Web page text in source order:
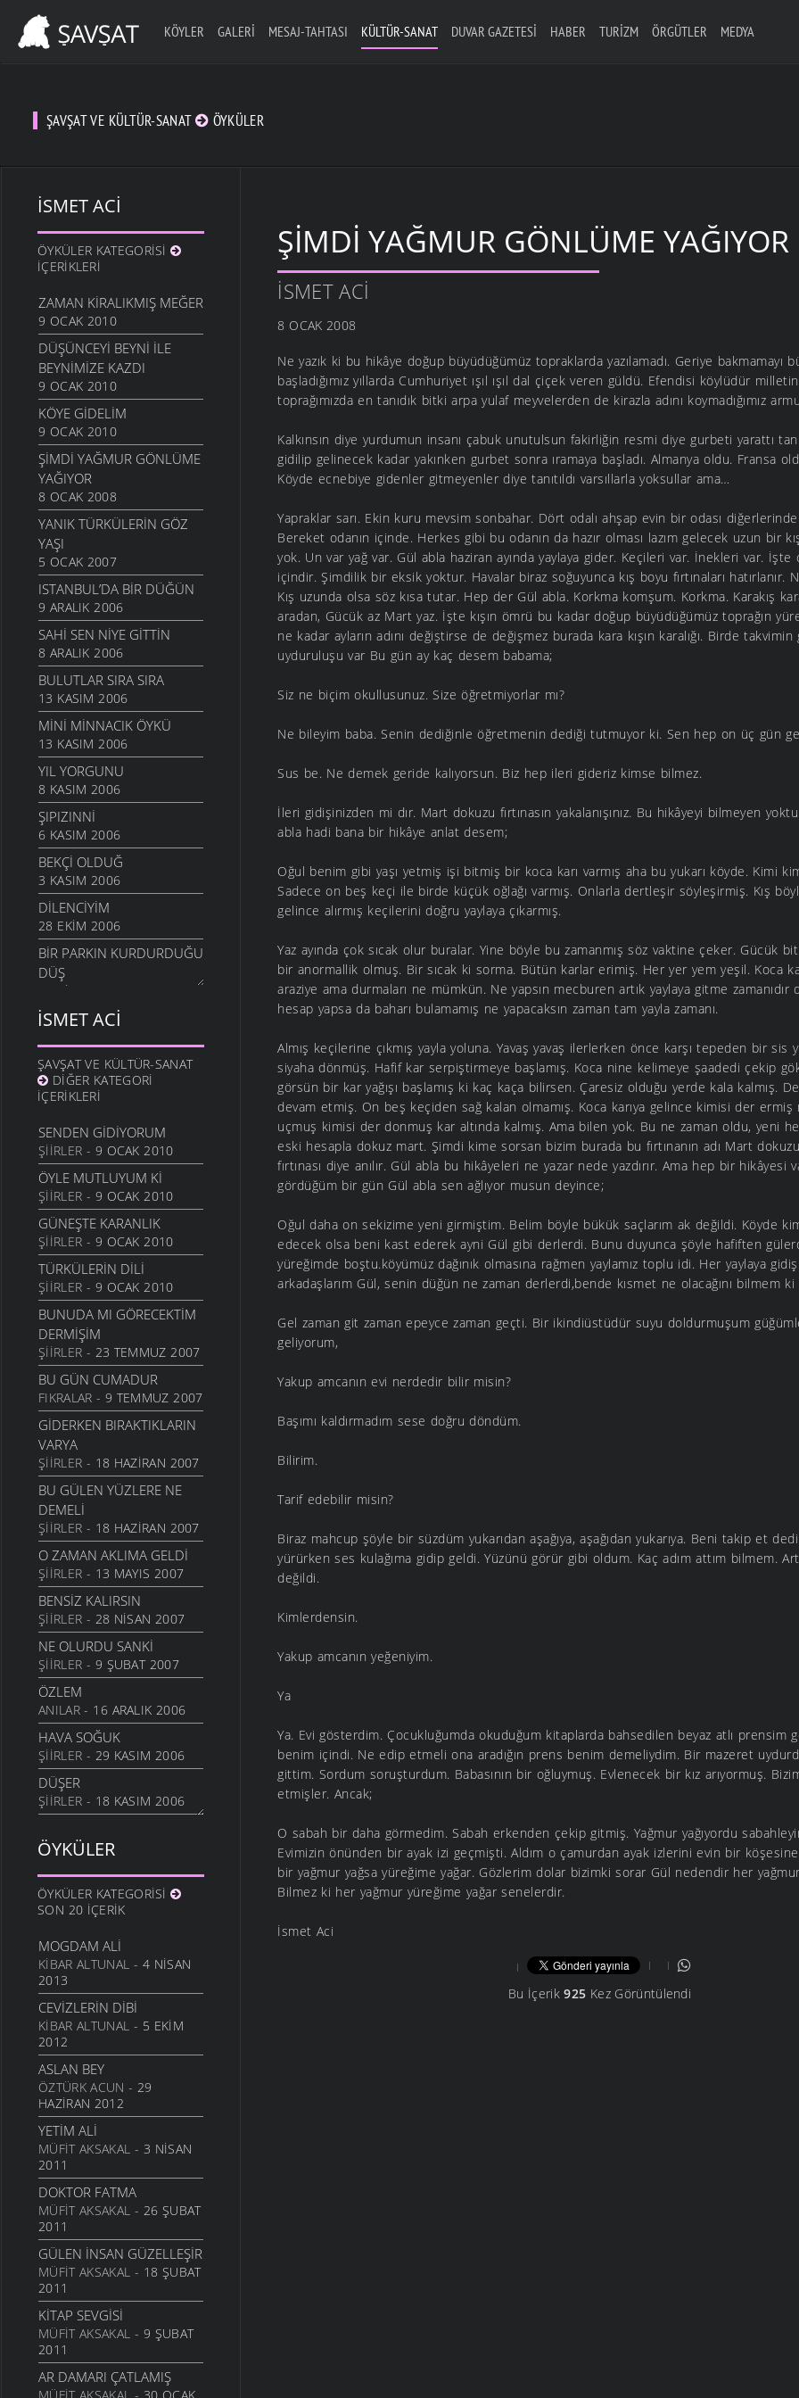
KÖYLER GALERI MESAJ-TAHTASI KÜLTÜR-SANAT DUVAR GAZETESI HABER TURIZM ÖRGÜTLER MEDYA
ŞAVŞAT VE KÜLTÜR-SANAT ÖYKÜLER
İSMET ACI
ÖYKÜLER KATEGORISI
İÇERIKLERI
ZAMAN KIRALIKMIŞ MEĞER
9 OCAK 2010
DÜŞÜNCEYI BEYNI İLE
BEYNIMIZE KAZDI
9 OCAK 2010
KÖYE GIDELIM
9 OCAK 2010
ŞIMDI YAĞMUR GÖNLÜME
YAĞIYOR
8 OCAK 2008
YANIK TÜRKÜLERIN GÖZ
YAŞI
5 OCAK 2007
ISTANBUL’DA BIR DÜĞÜN
9 ARALIK 2006
SAHI SEN NIYE GITTIN
8 ARALIK 2006
BULUTLAR SIRA SIRA
13 KASIM 2006
MINI MINNACIK ÖYKÜ
13 KASIM 2006
YIL YORGUNU
8 KASIM 2006
ŞIPIZINNI
6 KASIM 2006
BEKÇI OLDUĞ
3 KASIM 2006
DİLENCİYİM
28 EKIM 2006
BIR PARKIN KURDURDUĞU
DÜŞ
6 EKIM 2006
SEN BARİ GİTME OĞUL
YOL ARKADAŞLARI
16 AĞUSTOS 2006
YAĞMURLU EYLÜL
5 AĞUSTOS 2006
KÜÇÜK HİKAYELER
4 AĞUSTOS 2006
BIR DAHA GÖRMEK
1 AĞUSTOS 2006
HACI NİNE
11 MAYIS 2006
YOL GÖTÜRDÜ YIL
GÖTÜRDÜ
10 NISAN 2006
SULAR SOĞUK MU
31 MART 2006
BEKÇİ OLDUĞ
30 MART 2006
YAZIK
16 ŞUBAT 2006
SULAR SOĞUK MU
8 ŞUBAT 2006
ÖZ ANASI
29 OCAK 2006
DUMAN DAĞA YUKARI
23 OCAK 2006
DÜŞÜM İSTANBUL
25 HAZIRAN 2005
PETROL LAMBASI
22 HAZIRAN 2005
KAĞIT PARA YÜZ LİRA
14 MAYIS 2005
KAĞIT MENDİL KİRLENDİ
13 MAYIS 2005
ÇAYLAR DEMLI OLSUN
GÜN BITERKEN
12 MAYIS 2005
AĞLAMAK İÇIN AKŞAMI
12 MAYIS 2005
YOL NERE GIDER
9 EKIM 2004
EVIMIN BACASI TÜTSÜN
30 EYLÜL 2004
BİR KÜÇÜK HİKAYE
22 EYLÜL 2004
İSMET ACI
ŞAVŞAT VE KÜLTÜR-SANAT
DIĞER KATEGORI
İÇERIKLERI
SENDEN GIDIYORUM
ŞIIRLER - 9 OCAK 2010
ÖYLE MUTLUYUM KI
ŞIIRLER - 9 OCAK 2010
GÜNEŞTE KARANLIK
ŞIIRLER - 9 OCAK 2010
TÜRKÜLERIN DILI
ŞIIRLER - 9 OCAK 2010
BUNUDA MI GÖRECEKTIM
DERMIŞIM
ŞIIRLER - 23 TEMMUZ 2007
BU GÜN CUMADUR
FIKRALAR - 9 TEMMUZ 2007
GIDERKEN BIRAKTIKLARIN
VARYA
ŞIIRLER - 18 HAZIRAN 2007
BU GÜLEN YÜZLERE NE
DEMELI
ŞIIRLER - 18 HAZIRAN 2007
O ZAMAN AKLIMA GELDI
ŞIIRLER - 13 MAYIS 2007
BENSIZ KALIRSIN
ŞIIRLER - 28 NISAN 2007
NE OLURDU SANKI
ŞIIRLER - 9 ŞUBAT 2007
ÖZLEM
ANILAR- 16 ARALIK 2006
HAVA SOĞUK
ŞIIRLER - 29 KASIM 2006
DÜŞER
ŞIIRLER - 18 KASIM 2006
ŞIIRLER- 18 KASIM 2006
ANNEME
ŞIIRLER- 1 KASIM 2006
YABANCIYIM
ŞIIRLER - 1 KASIM 2006
MAHALLELI KIZ
ŞIIRLER
ÇOCUKLAR AĞLADILAR
ŞIIRLER- 3 EYLÜL 2006
SEVEMEM
ŞIIRLER - 13 HAZIRAN 2006
DÖNELIM
ŞIIRLER- 13 HAZIRAN 2006
İKI ÇIPLAK
ŞIIRLER
ANLAYAMADIM
ŞIIRLER- 13 HAZIRAN 2006
TEZAT
ŞIIRLER - 13 HAZIRAN 2006
ÇEKERIZ
ŞIIRLER- 2 HAZIRAN 2006
GURBET
ŞIIRLER
YOKSULLUK
ŞIIRLER- 24 MAYIS 2006
ÖYKÜLER
ÖYKÜLER KATEGORISI
SON 20 İÇERIK
MOGDAM ALI
KIBAR ALTUNAL - 4 NISAN
2013
CEVIZLERIN DIBI
KIBAR ALTUNAL - 5 EKIM
2012
ASLAN BEY
ÖZTÜRK ACUN - 29
HAZIRAN 2012
YETIM ALI
MÜFIT AKSAKAL - 3 NISAN
2011
DOKTOR FATMA
MÜFIT AKSAKAL - 26 ŞUBAT
2011
GÜLEN İNSAN GÜZELLEŞIR
MÜFIT AKSAKAL - 18 ŞUBAT
2011
KITAP SEVGISI
MÜFIT AKSAKAL - 9 ŞUBAT
2011
AR DAMARI ÇATLAMIŞ
ŞIMDI YAĞMUR GÖNLÜME YAĞIYOR
İSMET ACI
8 OCAK 2008
Ne yazık ki bu hikâye doğup büyüdüğümüz topraklarda yazılamadı. Geriye bakmamayı
başladığımız yıllarda Cumhuriyet ışıl ışıl dal çiçek veren güldü. Efendisi köylüdür
toprağımızda en tanıdık bitki arpa yulaf meyvelerden de kirazla adını koymadığımız
Kalkınsın diye yurdumun insanı çabuk unutulsun fakirliğin resmi diye gurbeti yarattı
gidilip gelinecek kadar yakınken gurbet sonra ıramaya başladı. Almanya oldu. Fransa
Köyde ecnebiye gidenler gitmeyenler diye tanıtıldı varsıllarla yoksullar ama…
Yapraklar sarı. Ekin kuru mevsim sonbahar. Dört odalı ahşap evin bir odası
Bereket odanın içinde. Herkes gibi bu odanın da hazır olması lazım gelecek uzun bir
yok. Un var yağ var. Gül abla haziran ayında yaylaya gider. Keçileri var. İnekleri var. İşte
içindir. Şimdilik bir eksik yoktur. Havalar biraz soğuyunca kış boyu fırtınaları hatırlanır.
Kış uzunda olsa söz kısa tutar. Hep der Gül abla. Korkma komşum. Korkma. Karakış
aradan, Gücük az Mart yaz. İşte kışın ömrü bu kadar doğup büyüdüğümüz toprağın
ne kadar ayların adını değiştirse de değişmez burada kara kışın karalığı. Birde takvimin
uyduruluşu var Bu gün ay kaç desem babama;
Siz ne biçim okullusunuz. Size öğretmiyorlar mı?
Ne bileyim baba. Senin dediğinle öğretmenin dediği tutmuyor ki. Sen hep on üç gün
Sus be. Ne demek geride kalıyorsun. Biz hep ileri gideriz kimse bilmez.
İleri gidişinizden mi dır. Mart dokuzu fırtınasın yakalanışınız. Bu hikâyeyi bilmeyen
abla hadi bana bir hikâye anlat desem;
Oğul benim gibi yaşı yetmiş işi bitmiş bir koca karı varmış aha bu yukarı köyde. Kimi
Sadece on beş keçi ile birde küçük oğlağı varmış. Onlarla dertleşir söyleşirmiş. Kış
gelince alırmış keçilerini doğru yaylaya çıkarmış.
Yaz ayında çok sıcak olur buralar. Yine böyle bu zamanmış söz vaktine çeker. Gücük
bir anormallik olmuş. Bir sıcak ki sorma. Bütün karlar erimiş. Her yer yem yeşil. Koca
araziye ama durmaları ne mümkün. Ne yapsın mecburen artık yaylaya gitme zamanıdır
hesap yapsa da baharı bulamamış ne yapacaksın zaman tam yayla zamanı.
Almış keçilerine çıkmış yayla yoluna. Yavaş yavaş ilerlerken önce karşı tepeden bir sis
siyaha dönmüş. Hafif kar serpiştirmeye başlamış. Koca nine kelimeye şaadedi çekip
görsün bir kar yağışı başlamış ki kaç kaça bilirsen. Çaresiz olduğu yerde kala kalmış.
devam etmiş. On beş keçiden sağ kalan olmamış. Koca karıya gelince kimisi der ermiş
uçmuş kimisi der donmuş kar altında kalmış. Ama bilen yok. Bu ne zaman oldu, yeni
eski hesapla dokuz mart. Şimdi kime sorsan bizim burada bu fırtınanın adı Mart
fırtınası diye anılır. Gül abla bu hikâyeleri ne yazar nede yazdırır. Ama hep bir hikâyesi
gördüğüm bir gün Gül abla sen ağlıyor musun deyince;
Oğul daha on sekizime yeni girmiştim. Belim böyle bükük saçlarım ak değildi. Köyde
edecek olsa beni kast ederek ayni Gül gibi derlerdi. Bunu duyunca şöyle hafiften
yüreğimde boştu.köyümüz dağınık olmasına rağmen yaylamız toplu idi. Her yaylaya
arkadaşlarım Gül, senin düğün ne zaman derlerdi,bende kısmet ne olacağını bilmem
Gel zaman git zaman epeyce zaman geçti. Bir ikindiüstüdür suyu doldurmuşum
geliyorum,
Yakup amcanın evi nerdedir bilir misin?
Başımı kaldırmadım sese doğru döndüm.
Bilirim.
Tarif edebilir misin?
Biraz mahcup şöyle bir süzdüm yukarıdan aşağıya, aşağıdan yukarıya. Beni takip et
yürürken ses kulağıma gidip geldi. Yüzünü görür gibi oldum. Kaç adım attım bilmem.
değildi.
Kimlerdensin.
Yakup amcanın yeğeniyim.
Ya
Ya. Evi gösterdim. Çocukluğumda okuduğum kitaplarda bahsedilen beyaz atlı prensim
benim içindi. Ne edip etmeli ona aradığın prens benim demeliydim. Bir mazeret
gittim. Sordum soruşturdum. Babasının bir oğluymuş. Evlenecek bir kız arıyormuş.
etmişler. Ancak;
O sabah bir daha görmedim. Sabah erkenden çekip gitmiş. Yağmur yağıyordu
Evimizin önünden bir ayak izi geçmişti. Aldım o çamurdan ayak izlerini evin bir
bir yağmur yağsa yüreğime yağar. Gözlerim dolar bizimki sorar Gül nedendir her
Bilmez ki her yağmur yüreğime yağar senelerdir.
İsmet Aci
Bu İçerik925 Kez Görüntülendi